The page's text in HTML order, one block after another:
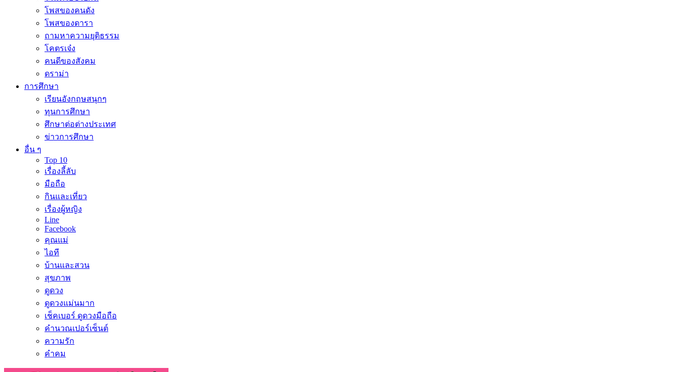
โพสของคนดัง
โพสของดารา
ถามหาความยุติธรรม
โคตรเจ๋ง
คนดีของสังคม
ดราม่า
การศึกษา
เรียนอังกฤษสนุกๆ
ทุนการศึกษา
ศึกษาต่อต่างประเทศ
ข่าวการศึกษา
อื่น ๆ
Top 10
เรื่องลี้ลับ
มือถือ
กินและเที่ยว
เรื่องผู้หญิง
Line
Facebook
คุณแม่
ไอที
บ้านและสวน
สุขภาพ
ดูดวง
ดูดวงแม่นมาก
เช็คเบอร์ ดูดวงมือถือ
คำนวณเปอร์เซ็นต์
ความรัก
คำคม